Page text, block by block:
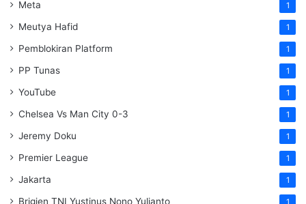
Meta 1
Meutya Hafid 1
Pemblokiran Platform 1
PP Tunas 1
YouTube 1
Chelsea Vs Man City 0-3 1
Jeremy Doku 1
Premier League 1
Jakarta 1
Brigjen TNI Yustinus Nono Yulianto